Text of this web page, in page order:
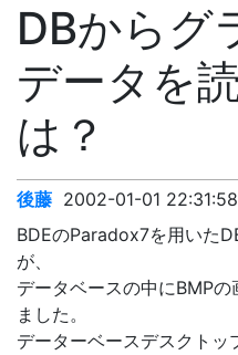
DBからグ
データを
は？
後藤 2002-01-01 22:31:58
BDEのParadox7を用いた
が、
データベースの中にBMP
ました。
データーベースデスクトッ